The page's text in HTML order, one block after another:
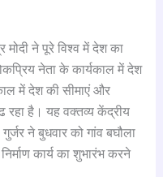
ने पूरे विश्व में देश का
नेता के कार्यकाल में देश
में देश की सीमाएं और
रहा है। यह वक्तव्य केंद्रीय
ने बुधवार को गांव बघौला
कार्य का शुभारंभ करने